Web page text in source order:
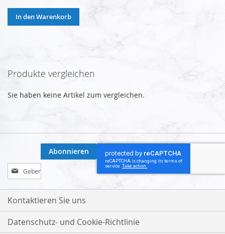
In den Warenkorb
Produkte vergleichen
Sie haben keine Artikel zum vergleichen.
Melden
Sie
sich
für
Newsletter
an:
Abonnieren
Kontaktieren Sie uns
Datenschutz- und Cookie-Richtlinie